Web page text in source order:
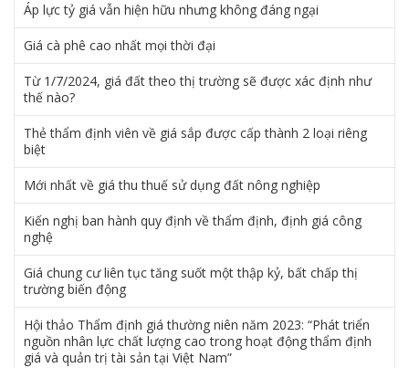
Áp lực tỷ giá vẫn hiện hữu nhưng không đáng ngại
Giá cà phê cao nhất mọi thời đại
Từ 1/7/2024, giá đất theo thị trường sẽ được xác định như
thế nào?
Thẻ thẩm định viên về giá sắp được cấp thành 2 loại riêng
biệt
Mới nhất về giá thu thuế sử dụng đất nông nghiệp
Kiến nghị ban hành quy định về thẩm định, định giá công
nghệ
Giá chung cư liên tục tăng suốt một thập kỷ, bất chấp thị
trường biến động
Hội thảo Thẩm định giá thường niên năm 2023: “Phát triển
nguồn nhân lực chất lượng cao trong hoạt động thẩm định
giá và quản trị tài sản tại Việt Nam”